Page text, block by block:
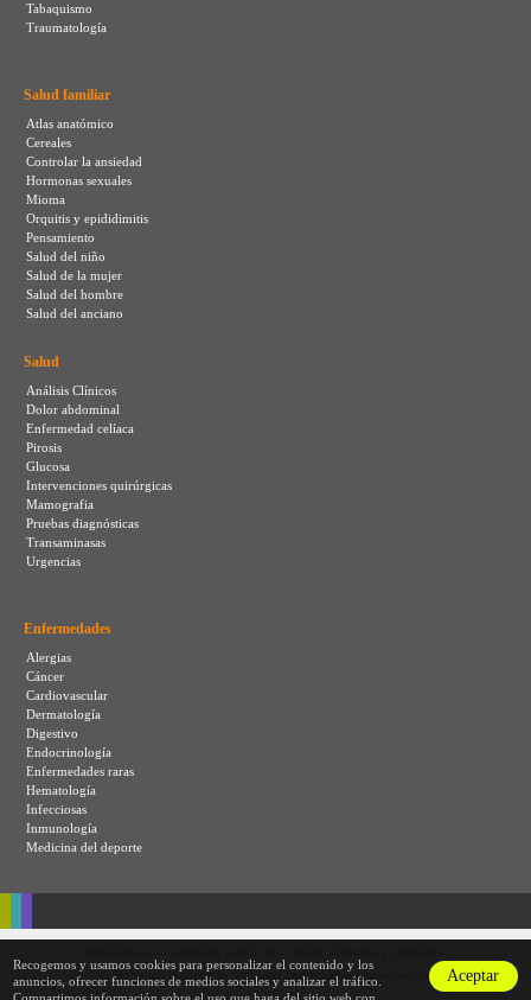
Tabaquismo
Traumatología
Salud familiar
Atlas anatómico
Cereales
Controlar la ansiedad
Hormonas sexuales
Mioma
Orquitis y epididimitis
Pensamiento
Salud del niño
Salud de la mujer
Salud del hombre
Salud del anciano
Salud
Análisis Clínicos
Dolor abdominal
Enfermedad celíaca
Pirosis
Glucosa
Intervenciones quirúrgicas
Mamografia
Pruebas diagnósticas
Transaminasas
Urgencias
Enfermedades
Alergias
Cáncer
Cardiovascular
Dermatología
Digestivo
Endocrinología
Enfermedades raras
Hematología
Infecciosas
Inmunología
Medicina del deporte
© Prohibida la copia de cualquier contenido sin autorización.
Aceptar
Recogemos y usamos cookies para personalizar el contenido y los
anuncios, ofrecer funciones de medios sociales y analizar el tráfico.
Compartimos información sobre el uso que haga del sitio web con